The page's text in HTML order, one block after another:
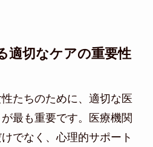
適切なケアの重要性
たちのために、適切な医
最も重要です。医療機関
でなく、心理的サポート